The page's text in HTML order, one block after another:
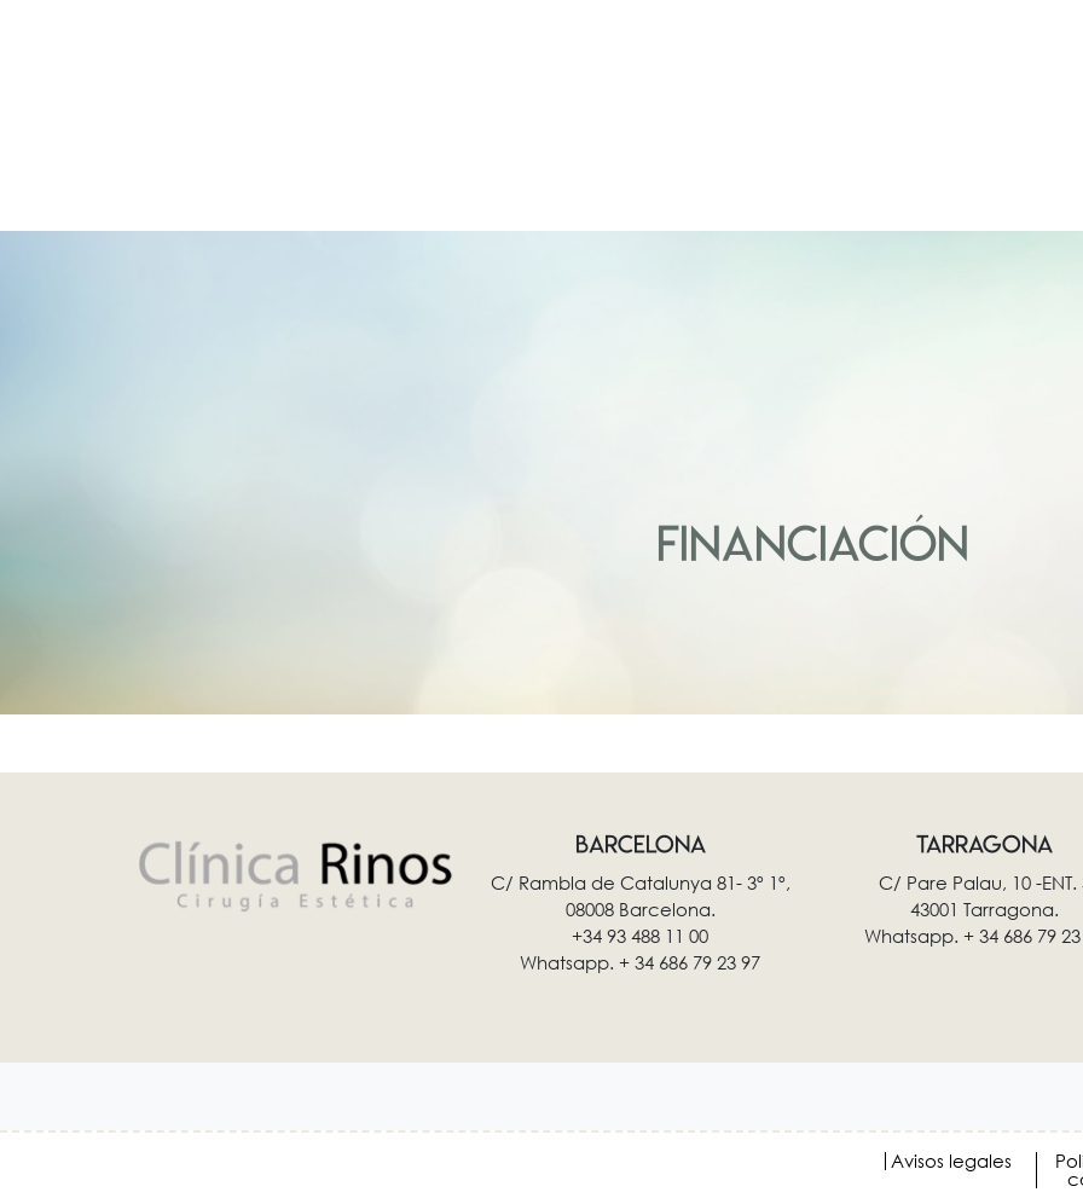
FINANCIACIÓN
BARCELONA
C/ Rambla de Catalunya 81- 3º 1º,
08008 Barcelona.
+34 93 488 11 00
Whatsapp. + 34 686 79 23 97
TARRAGONA
C/ Pare Palau, 10 -ENT.
43001 Tarragona.
Whatsapp. + 34 686 79
Avisos legales